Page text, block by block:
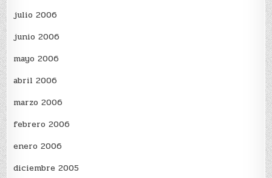
julio 2006
junio 2006
mayo 2006
abril 2006
marzo 2006
febrero 2006
enero 2006
diciembre 2005